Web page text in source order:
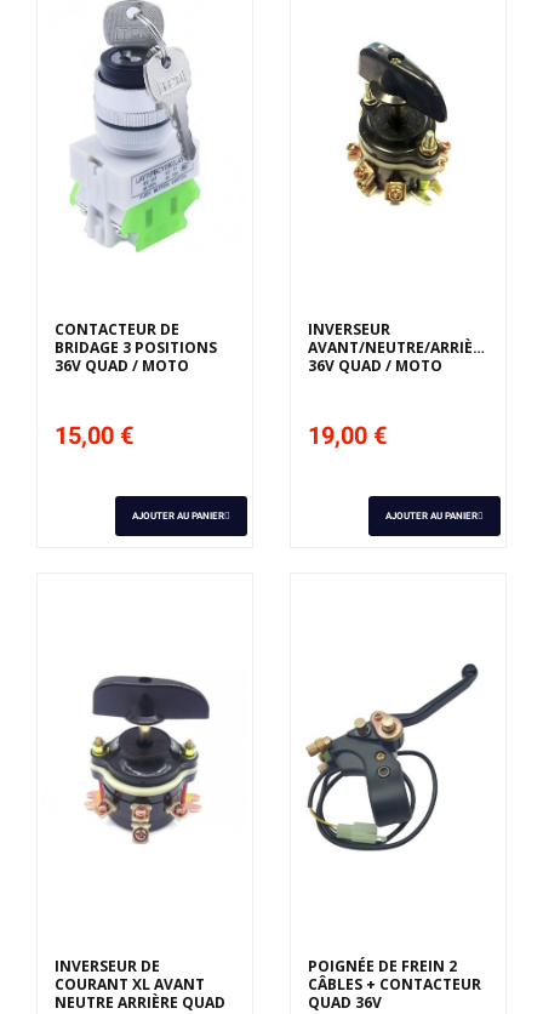
CONTACTEUR DE
BRIDAGE 3 POSITIONS
36V QUAD / MOTO
15,00 €
AJOUTER AU PANIER
INVERSEUR
AVANT/NEUTRE/ARRIÈRE
36V QUAD / MOTO
19,00 €
AJOUTER AU PANIER
INVERSEUR DE
COURANT XL AVANT
NEUTRE ARRIÈRE QUAD
POIGNÉE DE FREIN 2
CÂBLES + CONTACTEUR
QUAD 36V